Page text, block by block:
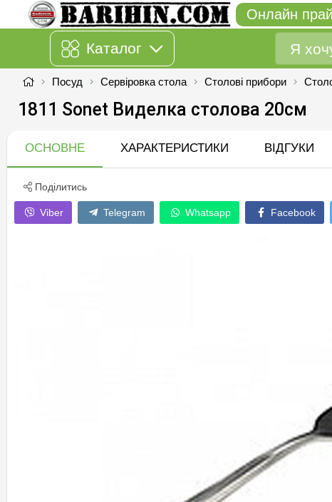
Онлайн
Каталог
Посуд Сервіровка стола Столові прибори
1811 Sonet Виделка столова 20см
ОСНОВНЕ ХАРАКТЕРИСТИКИ ВІДГУКИ
Поділитись
Viber Telegram Whatsapp Facebook